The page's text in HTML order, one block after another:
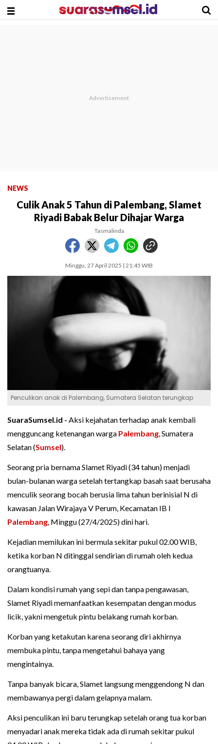
NEWS
Culik Anak 5 Tahun di Palembang, Slamet
Riyadi Babak Belur Dihajar Warga
Tasmalinda
Minggu, 27 April 2025 | 21:45 WIB
Penculikan anak di Palembang, Sumatera Selatan terungkap
SuaraSumsel.id - Aksi kejahatan terhadap anak kembali
mengguncang ketenangan warga Palembang, Sumatera
Selatan (Sumsel).
Seorang pria bernama Slamet Riyadi (34 tahun) menjadi
bulan-bulanan warga setelah tertangkap basah saat berusaha
menculik seorang bocah berusia lima tahun berinisial N di
kawasan Jalan Wirajaya V Perum, Kecamatan IB I
Palembang, Minggu (27/4/2025) dini hari.
Kejadian memilukan ini bermula sekitar pukul 02.00 WIB,
ketika korban N ditinggal sendirian di rumah oleh kedua
orangtuanya.
Dalam kondisi rumah yang sepi dan tanpa pengawasan,
Slamet Riyadi memanfaatkan kesempatan dengan modus
licik, yakni mengetuk pintu belakang rumah korban.
Korban yang ketakutan karena seorang diri akhirnya
membuka pintu, tanpa mengetahui bahaya yang
mengintainya.
Tanpa banyak bicara, Slamet langsung menggendong N dan
membawanya pergi dalam gelapnya malam.
Aksi penculikan ini baru terungkap setelah orang tua korban
menyadari anak mereka tidak ada di rumah sekitar pukul